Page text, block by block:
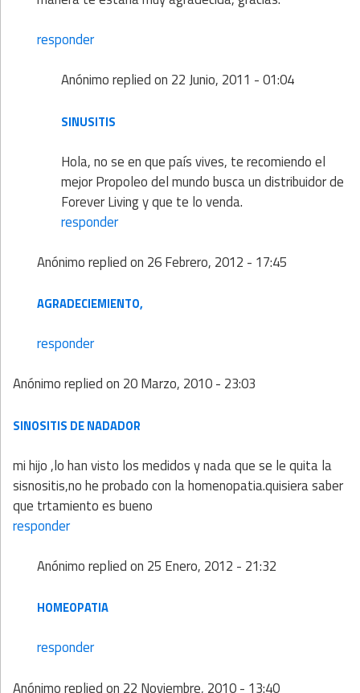
responder
Anónimoreplied on 22 Junio, 2011 - 01:04
SINUSITIS
Hola, no se en que país vives, te recomiendo el
mejor Propoleo del mundo busca un distribuidor de
Forever Living y que te lo venda.
responder
Anónimoreplied on 26 Febrero, 2012 - 17:45
AGRADECIEMIENTO,
responder
Anónimoreplied on 20 Marzo, 2010 - 23:03
SINOSITIS DE NADADOR
mi hijo ,lo han visto los medidos y nada que se le quita la
sisnositis,no he probado con la homenopatia.quisiera saber
que trtamiento es bueno
responder
Anónimoreplied on 25 Enero, 2012 - 21:32
HOMEOPATIA
responder
Anónimoreplied on 22 Noviembre, 2010 - 13:40